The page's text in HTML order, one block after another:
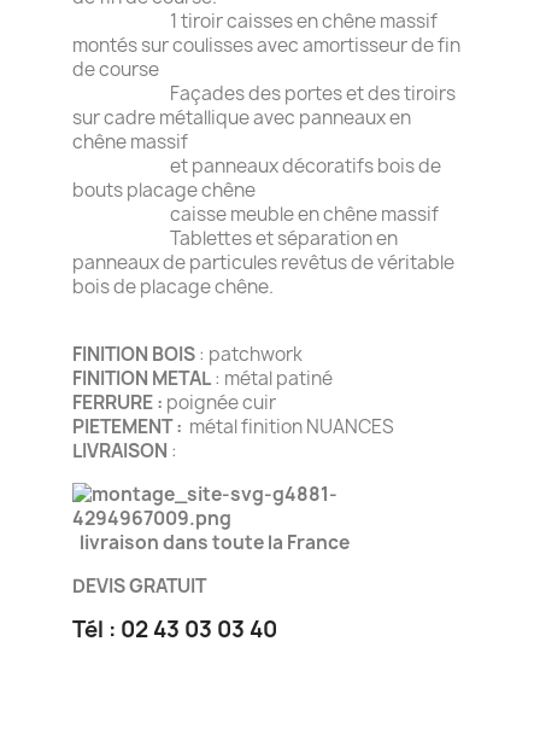
1 tiroir caisses en chêne massif
montés sur coulisses avec amortisseur de fin
de course
Façades des portes et des tiroirs
sur cadre métallique avec panneaux en
chêne massif
et panneaux décoratifs bois de
bouts placage chêne
caisse meuble en chêne massif
Tablettes et séparation en
panneaux de particules revêtus de véritable
bois de placage chêne.
FINITION BOIS: patchwork
FINITION METAL: métal patiné
FERRURE : poignée cuir
PIETEMENT : métal finition NUANCES
LIVRAISON :
livraison dans toute la France
DEVIS GRATUIT
Tél : 02 43 03 03 40